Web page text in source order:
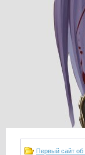
Первый сайт об